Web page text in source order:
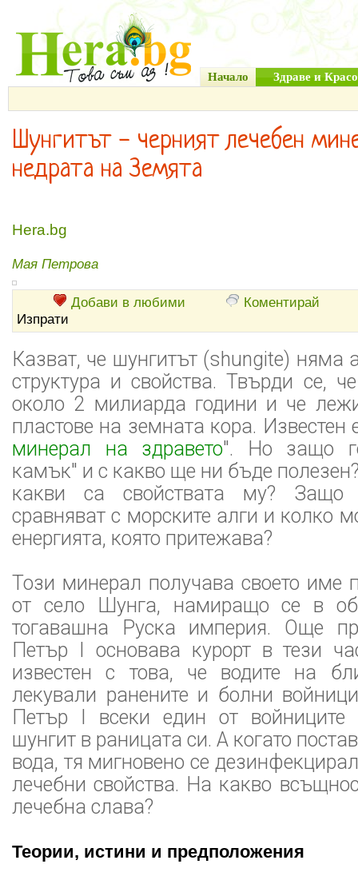
Начало Здраве и
Шунгитът - черният лечебен
недрата на Земята
Hera.bg
Мая Петрова
Добави в любими
Коментирай
Изпрати
Казват, че шунгитът (shungite) няма
структура и свойства. Твърди се,
около 2 милиарда години и че
пластове на земната кора. Известен
минерал на здравето". Но защо
камък" и с какво ще ни бъде
какви са свойствата му? Защо
сравняват с морските алги и колко
енергията, която притежава?
Този минерал получава своето име
от село Шунга, намиращо се в
тогавашна Руска империя. Още
Петър I основава курорт в тези
известен с това, че водите на
лекували ранените и болни
Петър I всеки един от
шунгит в раницата си. А когато
вода, тя мигновено се
лечебни свойства. На какво
лечебна слава?
Теории, истини и предположения